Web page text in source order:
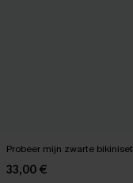
Probeer mijn zwarte bikiniset
33,00 €